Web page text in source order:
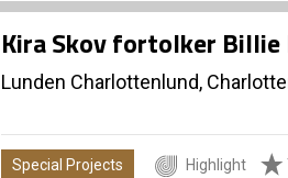
Kira Skov fortolker Billie
Lunden Charlottenlund,
Special Projects Highlight